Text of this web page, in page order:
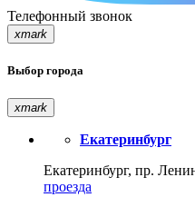
Телефонный звонок
xmark
Выбор города
xmark
Екатеринбург
Екатеринбург, пр.
проезда